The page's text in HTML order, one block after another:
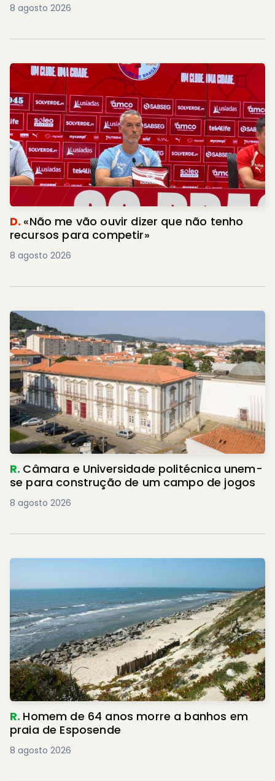
8 agosto 2026
D. «Não me vão ouvir dizer que não tenho
recursos para competir»
8 agosto 2026
R. Câmara e Universidade politécnica unem-
se para construção de um campo de jogos
8 agosto 2026
R. Homem de 64 anos morre a banhos em
praia de Esposende
8 agosto 2026